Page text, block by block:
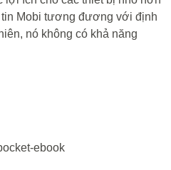
Mobi tương đương với định
nó không có khả năng
ebook